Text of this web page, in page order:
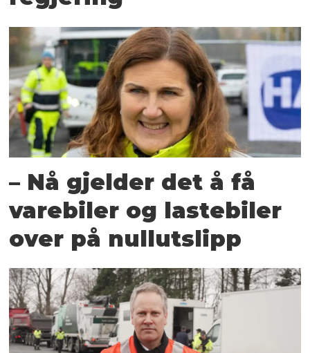
– Nå gjelder det å få
varebiler og lastebiler
over på nullutslipp